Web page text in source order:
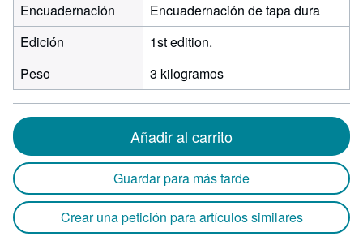
Encuadernación
Encuadernación de tapa dura
Edición
1st edition.
Peso
3 kilogramos
Añadir al carrito
Guardar para más tarde
Crear una petición para artículos similares